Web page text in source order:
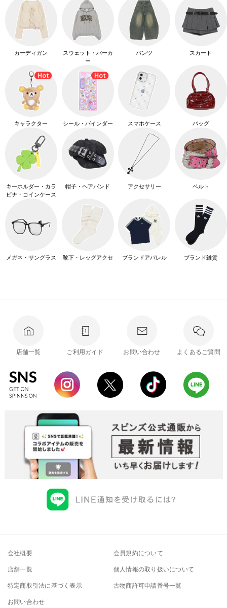
カーディガン
スウェット・パーカ
ー
パンツ スカート
キャラクター シール・バインダー スマホケース バッグ
キーホルダー・カラ
ビナ・コインケース
帽子・ヘアバンド アクセサリー ベルト
メガネ・サングラス 靴下・レッグアクセ ブランドアパレル ブランド雑貨
店舗一覧 ご利用ガイド お問い合わせ よくあるご質問
会社概要 会員規約について
店舗一覧 個人情報の取り扱いについて
特定商取引法に基づく表示 古物商許可申請番号一覧
お問い合わせ